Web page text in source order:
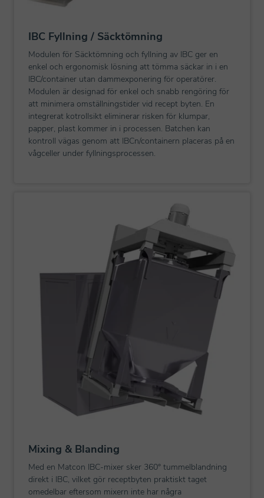
IBC Fyllning / Säcktömning
Modulen för Säcktömning och fyllning av IBC ger en
enkel och ergonomisk lösning att tömma säckar in i en
IBC/container utan dammexponering för operatörer.
Modulen är designad för enkel och snabb rengöring för
att minimera omställningstider vid recept byten. En
integrerat kotrollsikt eliminerar risken för klumpar,
papper, plast kommer in i processen. Batchen kan
kontroll vägas genom att IBCn/containern placeras på en
vågceller under fyllningsprocessen.
Mixing & Blanding
Med en Matcon IBC-mixer sker 360° tummelblandning
direkt i IBC, vilket gör receptbyten praktiskt taget
omedelbar eftersom mixern inte har några